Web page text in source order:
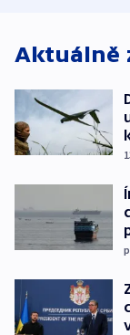
Aktuálně